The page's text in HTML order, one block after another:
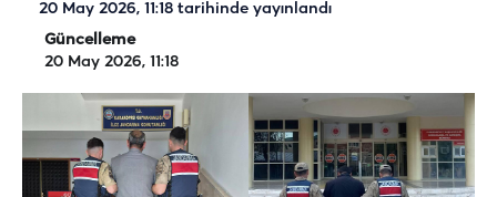
20 May 2026, 11:18 tarihinde yayınlandı
Güncelleme
20 May 2026, 11:18